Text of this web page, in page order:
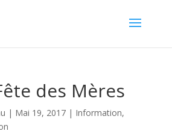
des Mères
| Mai 19, 2017| Information,